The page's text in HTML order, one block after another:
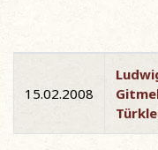
15.02.2008